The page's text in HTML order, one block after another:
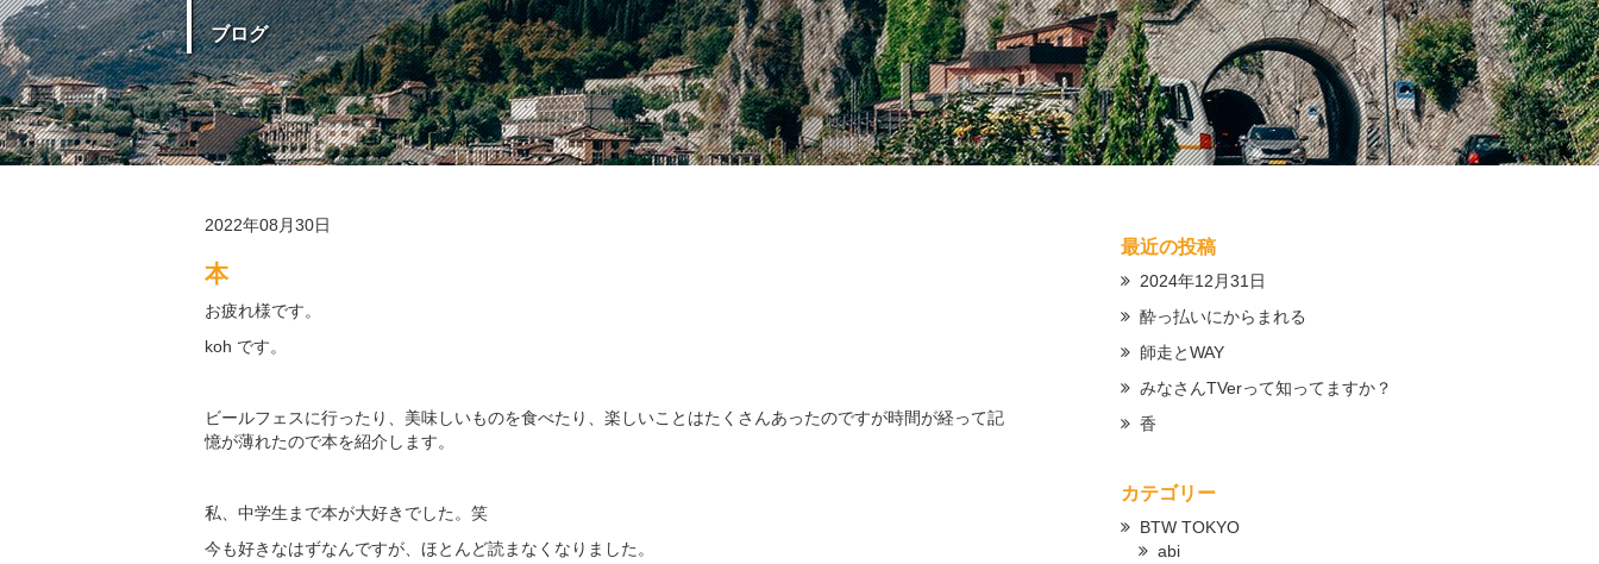
ブログ
2022年08月30日
本
お疲れ様です。
koh です。
ビールフェスに行ったり、美味しいものを食べたり、楽しいことはたくさんあったのですが時間が経って記
憶が薄れたので本を紹介します。
私、中学生まで本が大好きでした。笑
今も好きなはずなんですが、ほとんど読まなくなりました。
最近の投稿
2024年12月31日
酔っ払いにからまれる
師走とWAY
みなさんTVerって知ってますか？
香
カテゴリー
BTW TOKYO
abi